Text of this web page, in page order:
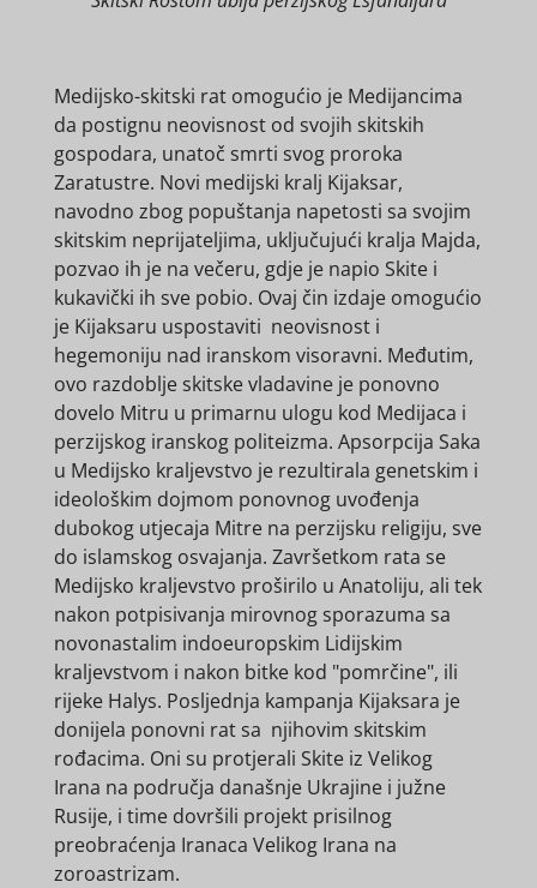
Medijsko-skitski rat omogućio je Medijancima
da postignu neovisnost od svojih skitskih
gospodara, unatoč smrti svog proroka
Zaratustre. Novi medijski kralj Kijaksar,
navodno zbog popuštanja napetosti sa svojim
skitskim neprijateljima, uključujući kralja Majda,
pozvao ih je na večeru, gdje je napio Skite i
kukavički ih sve pobio. Ovaj čin izdaje omogućio
je Kijaksaru uspostaviti neovisnost i
hegemoniju nad iranskom visoravni. Međutim,
ovo razdoblje skitske vladavine je ponovno
dovelo Mitru u primarnu ulogu kod Medijaca i
perzijskog iranskog politeizma. Apsorpcija Saka
u Medijsko kraljevstvo je rezultirala genetskim i
ideološkim dojmom ponovnog uvođenja
dubokog utjecaja Mitre na perzijsku religiju, sve
do islamskog osvajanja. Završetkom rata se
Medijsko kraljevstvo proširilo u Anatoliju, ali tek
nakon potpisivanja mirovnog sporazuma sa
novonastalim indoeuropskim Lidijskim
kraljevstvom i nakon bitke kod "pomrčine", ili
rijeke Halys. Posljednja kampanja Kijaksara je
donijela ponovni rat sa njihovim skitskim
rođacima. Oni su protjerali Skite iz Velikog
Irana na područja današnje Ukrajine i južne
Rusije, i time dovršili projekt prisilnog
preobraćenja Iranaca Velikog Irana na
zoroastrizam.